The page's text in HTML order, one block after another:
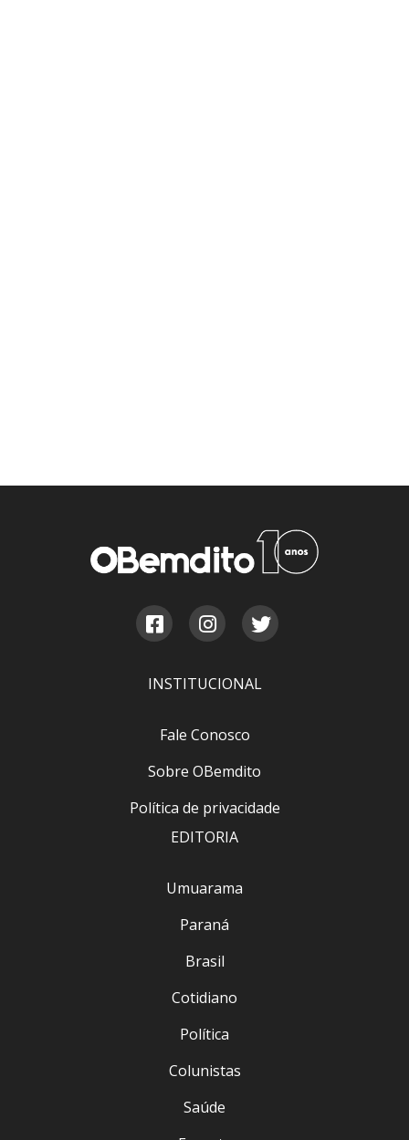
INSTITUCIONAL
Fale Conosco
Sobre OBemdito
Política de privacidade
EDITORIA
Umuarama
Paraná
Brasil
Cotidiano
Política
Colunistas
Saúde